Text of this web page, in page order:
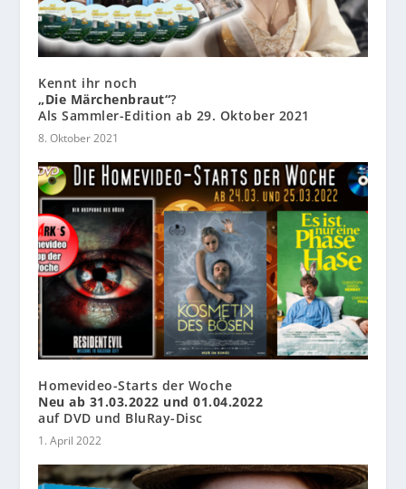
Kennt ihr noch
„Die Märchenbraut“?
Als Sammler-Edition ab 29. Oktober 2021
8. Oktober 2021
Homevideo-Starts der Woche
Neu ab 31.03.2022 und 01.04.2022
auf DVD und BluRay-Disc
1. April 2022